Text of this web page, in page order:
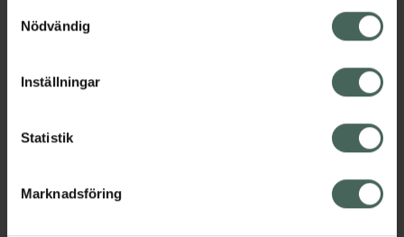
återkalla ditt samtycke via webbplatsens
cookieinställningar. Ett återkallat samtycke påverkar inte
lagligheten av behandling som skett innan återkallelsen.
Nödvändig
Inställningar
Statistik
Marknadsföring
Kategorier: